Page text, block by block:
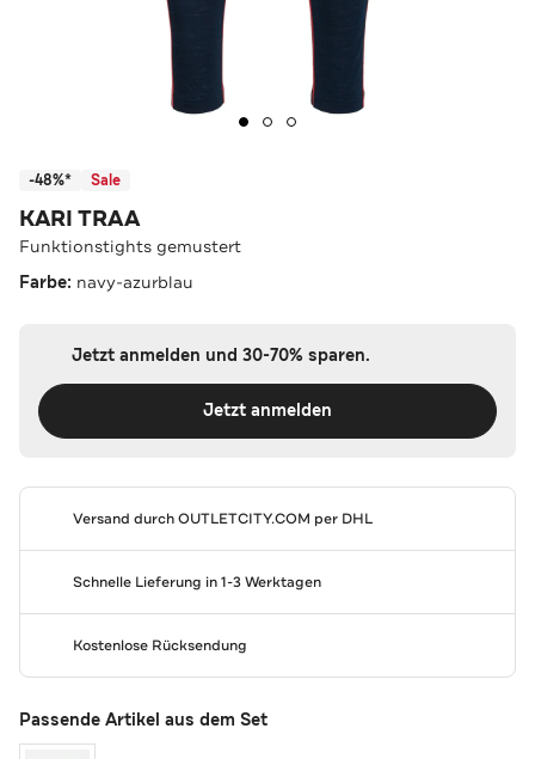
-48%* Sale
KARI TRAA
Funktionstights gemustert
Farbe: navy-azurblau
Jetzt anmelden und 30-70% sparen.
Jetzt anmelden
Versand durchOUTLETCITY.COM per DHL
Schnelle Lieferung in 1-3 Werktagen
Kostenlose Rücksendung
Passende Artikel aus dem Set